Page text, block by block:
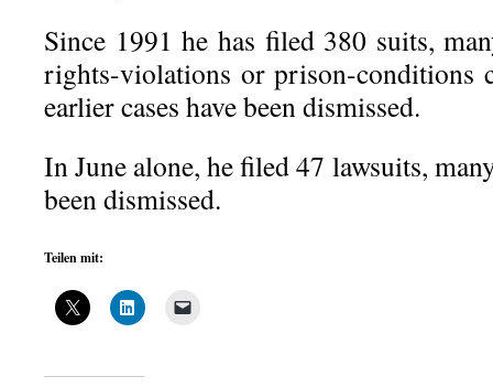
Since 1991 he has filed 380 suits,
rights-violations or prison-
earlier cases have been dismissed.
In June alone, he filed 47 lawsuits,
been dismissed.
Teilen mit: